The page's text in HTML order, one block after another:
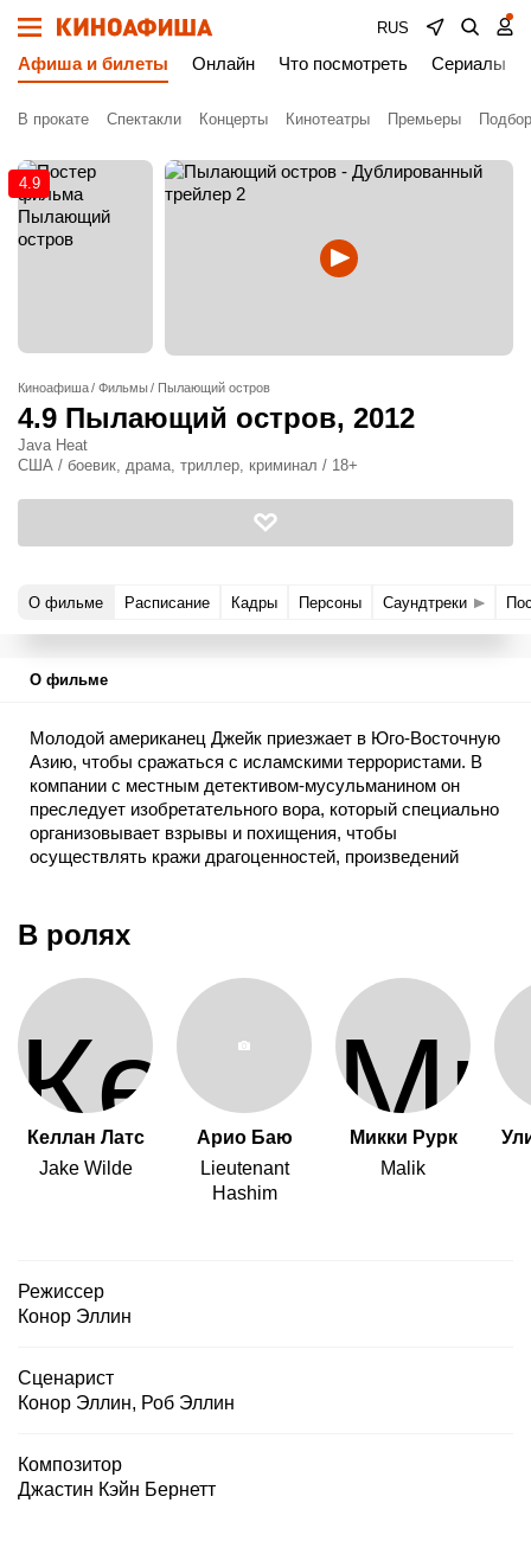
RUS
Афиша и билеты Онлайн Что посмотреть Сериалы
В прокате Спектакли Концерты Кинотеатры Премьеры
4.9
Киноафиша Фильмы Пылающий остров
4.9 Пылающий остров, 2012
Java Heat
США / боевик, драма, триллер, криминал / 18+
О фильме Расписание Кадры Персоны Саундтреки
О фильме
Молодой американец Джейк приезжает в Юго-Восточную
Азию, чтобы сражаться с исламскими террористами. В
компании с местным детективом-мусульманином он
преследует изобретательного вора, который специально
организовывает взрывы и похищения, чтобы
осуществлять кражи драгоценностей, произведений
В ролях
Келлан Латс
Jake Wilde
Арио Баю
Lieutenant
Hashim
Микки Рурк
Malik
Режиссер
Конор Эллин
Сценарист
Конор Эллин, Роб Эллин
Композитор
Джастин Кэйн Бернетт